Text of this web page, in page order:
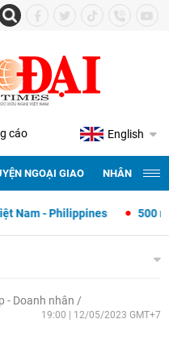
cáo English
NGOẠI GIAO NHÂN
500 ngày đêm tìm
- Doanh nhân
19:00 | 12/05/2023 GMT+7